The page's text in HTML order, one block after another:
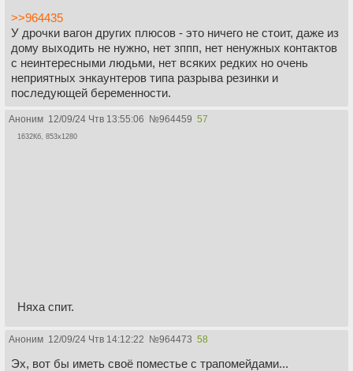
>>964435
У дрочки вагон других плюсов - это ничего не стоит, даже из
дому выходить не нужно, нет зппп, нет ненужных контактов
с неинтересными людьми, нет всяких редких но очень
неприятных энкаунтеров типа разрыва резинки и
последующей беременности.
Аноним 12/09/24 Чтв 13:55:06 №964459 57
1632Кб, 853x1280
Няха спит.
Аноним 12/09/24 Чтв 14:12:22 №964473 58
Эх, вот бы иметь своё поместье с трапомейдами...